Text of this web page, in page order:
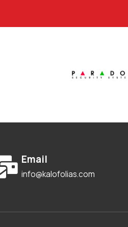
Email
info@kalofolias.com